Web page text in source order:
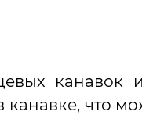
канавок
канавке, что